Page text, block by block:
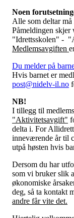
Noen
Alle som deltar
Påmeldingen skjer
"Idrettsskolen" -
Medlemsavgiften
Du melder på
Hvis barnet er
post@nidelv-il.no
NB!
I tillegg til
"Aktivitetsavgift"
delta i. For
inneværende år til
utpå høsten hvis
Dersom du har
som vi bruker slik
økonomiske
deg, så ta kontakt
andre får vite det.